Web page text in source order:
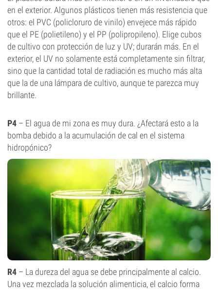
en el exterior. Algunos plásticos tienen más resistencia que
otros: el PVC (policloruro de vinilo) envejece más rápido
que el PE (polietileno) y el PP (polipropileno). Elige cubos
de cultivo con protección de luz y UV; durarán más. En el
exterior, el UV no solamente está completamente sin filtrar,
sino que la cantidad total de radiación es mucho más alta
que la de una lámpara de cultivo, aunque te parezca muy
brillante.
P4 – El agua de mi zona es muy dura. ¿Afectará esto a la
bomba debido a la acumulación de cal en el sistema
hidropónico?
R4 – La dureza del agua se debe principalmente al calcio.
Una vez mezclada la solución alimenticia, el calcio forma